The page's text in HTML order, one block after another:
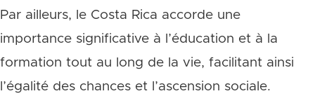
Par ailleurs, le Costa Rica accorde une
importance significative à l’éducation et à la
formation tout au long de la vie, facilitant ainsi
l’égalité des chances et l’ascension sociale.